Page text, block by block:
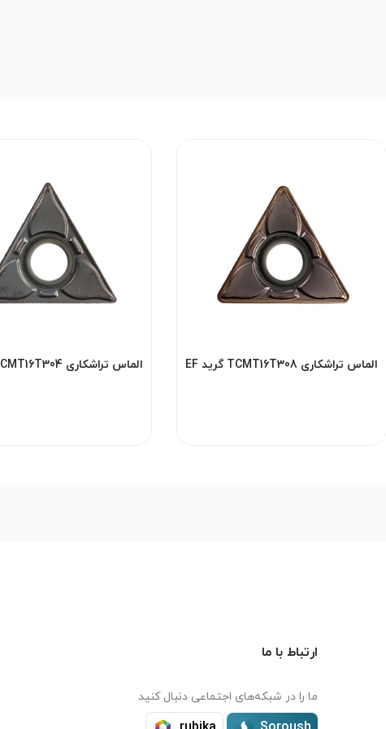
الماس تراشکاری TCMT16T308 گرید EF
ارتباط با ما
ما را در شبکه‌های اجتماعی دنبال کنید